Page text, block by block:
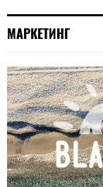
МАРКЕТИНГ